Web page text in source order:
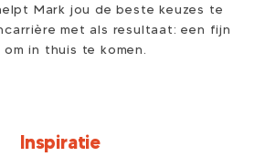
Mark jou de beste keuzes te
met als resultaat: een fijn
om in thuis te komen.
Inspiratie